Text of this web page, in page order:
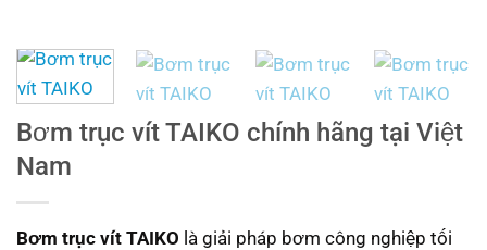
Bơm trục vít TAIKO chính hãng tại Việt
Nam
Bơm trục vít TAIKO là giải pháp bơm công nghiệp tối